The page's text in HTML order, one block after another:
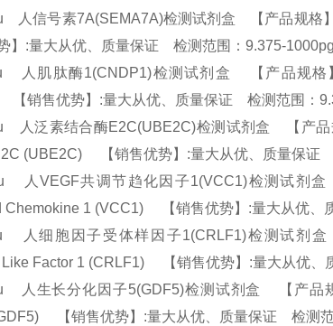
人信号素7A(SEMA7A)检测试剂盒 【产品规格
】:量大从优、质量保证 检测范围：9.375-
人肌肽酶1(CNDP1)检测试剂盒 【产品规格
销售优势】:量大从优、质量保证 检测范围：
人泛素结合酶E2C(UBE2C)检测试剂盒 【产
(UBE2C) 【销售优势】:量大从优、质量保
人VEGF共调节趋化因子1(VCC1)检测试剂
Chemokine 1 (VCC1) 【销售优势】:量大从优
人细胞因子受体样因子1(CRLF1)检测试剂
Like Factor 1 (CRLF1) 【销售优势】:量大从优
人生长分化因子5(GDF5)检测试剂盒 【产品
【销售优势】:量大从优、质量保证 检测